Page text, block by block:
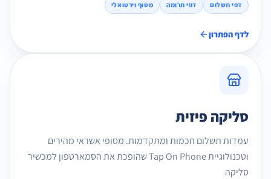
דפי תשלום דפי תרומה מסוף וירטואלי
לדף הפתרון
סליקה פיזית
עמדות תשלום חכמות ומתקדמות. מסופי אשראי מהירים
וטכנולוגיית Tap On Phone שהופכת את הסמארטפון למכשיר
סליקה